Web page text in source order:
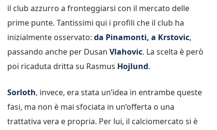
il club azzurro a fronteggiarsi con il mercato delle
prime punte. Tantissimi qui i profili che il club ha
inizialmente osservato: da Pinamonti, a Krstovic,
passando anche per Dusan Vlahovic. La scelta è però
poi ricaduta dritta su Rasmus Hojlund.
Sorloth, invece, era stata un’idea in entrambe queste
fasi, ma non è mai sfociata in un’offerta o una
trattativa vera e propria. Per lui, il calciomercato si è